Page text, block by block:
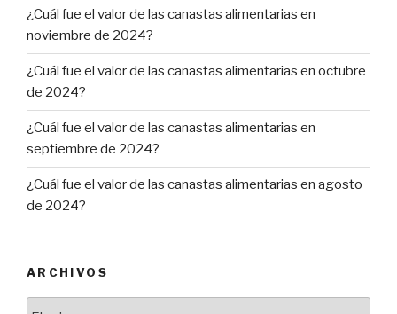
¿Cuál fue el valor de las canastas alimentarias en
noviembre de 2024?
¿Cuál fue el valor de las canastas alimentarias en octubre
de 2024?
¿Cuál fue el valor de las canastas alimentarias en
septiembre de 2024?
¿Cuál fue el valor de las canastas alimentarias en agosto
de 2024?
ARCHIVOS